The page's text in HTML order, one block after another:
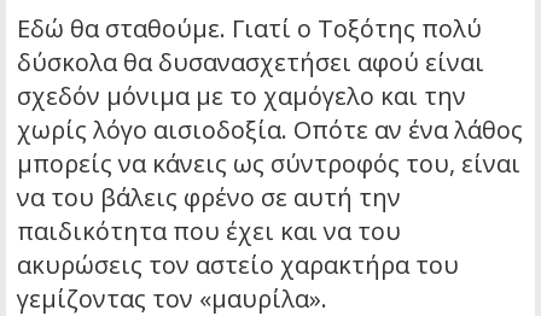
Εδώ θα σταθούμε. Γιατί ο Τοξότης πολύ
δύσκολα θα δυσανασχετήσει αφού είναι
σχεδόν μόνιμα με το χαμόγελο και την
χωρίς λόγο αισιοδοξία. Οπότε αν ένα λάθος
μπορείς να κάνεις ως σύντροφός του, είναι
να του βάλεις φρένο σε αυτή την
παιδικότητα που έχει και να του
ακυρώσεις τον αστείο χαρακτήρα του
γεμίζοντας τον «μαυρίλα».